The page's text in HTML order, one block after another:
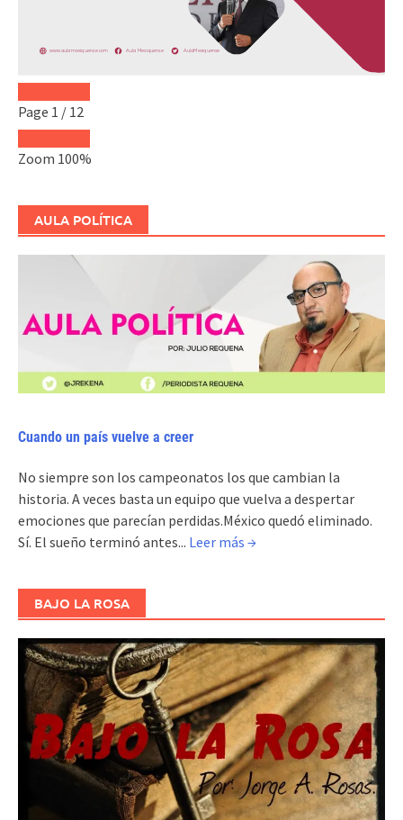
Page 1 / 12
Zoom 100%
AULA POLÍTICA
Cuando un país vuelve a creer
No siempre son los campeonatos los que cambian la
historia. A veces basta un equipo que vuelva a despertar
emociones que parecían perdidas.México quedó eliminado.
Sí. El sueño terminó antes... Leer más →
BAJO LA ROSA